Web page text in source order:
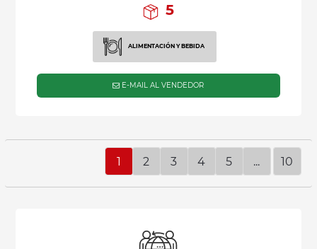
5
ALIMENTACIÓN Y BEBIDA
E-MAIL AL VENDEDOR
1 2 3 4 5 ... 10